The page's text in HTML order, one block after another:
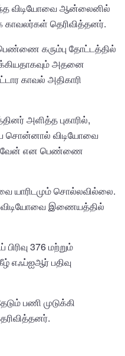
விடியோவை ஆன்லைனில்
காவலர்கள் தெரிவித்தனர்.
கரும்பு தோட்டத்தில்
அதனை
காவல் அதிகாரி
அளித்த புகாரில்,
சொன்னால் விடியோவை
என பெண்ணை
யாரிடமும் சொல்லவில்லை.
விடியோவை இணையத்தில்
376 மற்றும்
பதிவு
பணி முடுக்கி